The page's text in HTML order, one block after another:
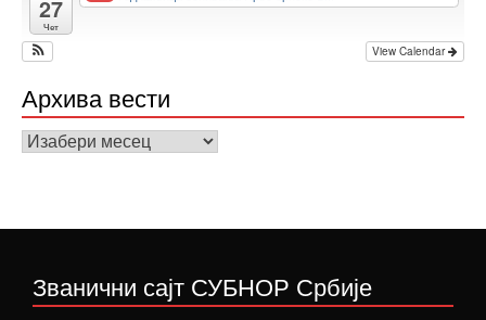
27
Чет
View Calendar
Архива вести
Архива
Званични сајт СУБНОР Србије